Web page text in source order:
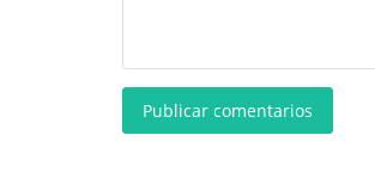
Publicar comentarios